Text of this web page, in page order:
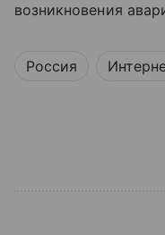
возникновения
Россия